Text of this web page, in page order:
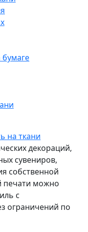
на ткани
декораций,
сувениров,
собственной
печати можно
с
ограничений по